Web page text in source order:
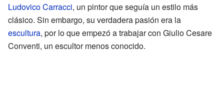
Ludovico Carracci, un pintor que seguía un estilo más
clásico. Sin embargo, su verdadera pasión era la
escultura, por lo que empezó a trabajar con Giulio Cesare
Conventi, un escultor menos conocido.